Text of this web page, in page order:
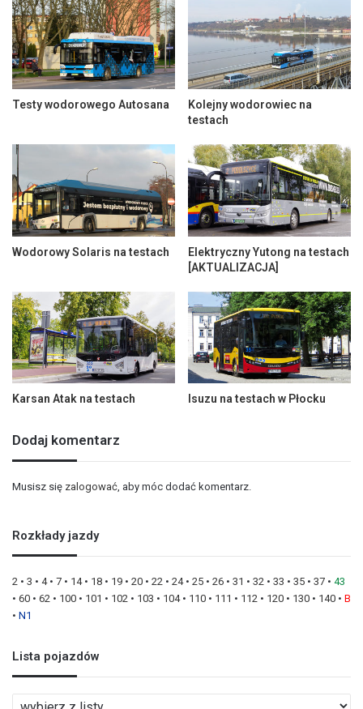
Testy wodorowego Autosana
Kolejny wodorowiec na
testach
Wodorowy Solaris na testach
Elektryczny Yutong na testach
[AKTUALIZACJA]
Karsan Atak na testach Isuzu na testach w Płocku
Dodaj komentarz
Musisz się zalogować , aby móc dodać komentarz.
Rozkłady jazdy
2 • 3 • 4• 7 • 14• 18 • 19 • 20 • 22 • 24• 25 • 26 • 31 • 32 • 33 • 35 • 37 • 43
• 60 • 62 • 100 • 101 • 102 • 103 • 104• 110 • 111 • 112 • 120 • 130 • 140 • B
• N1
Lista pojazdów